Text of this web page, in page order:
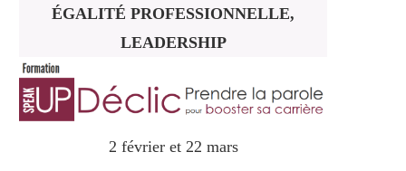
ÉGALITÉ PROFESSIONNELLE,
LEADERSHIP
2 février et 22 mars